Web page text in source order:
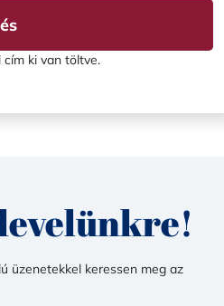
ki van töltve.
üzenetekkel keressen meg az